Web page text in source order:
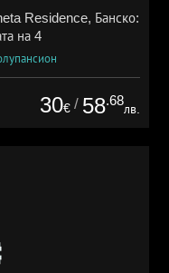
Residence, Банско:
на 4
30€ / 58.68
лв.